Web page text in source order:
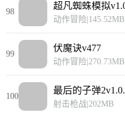
98
超凡蜘蛛模拟
动作冒险 145.52MB
99
伏魔诀v477
动作冒险 270.73MB
100
最后的子弹
射击枪战 202MB